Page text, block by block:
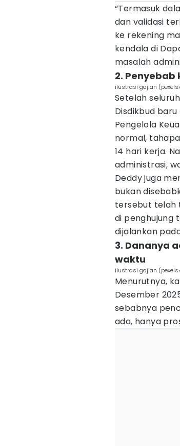
“Termasuk
dan validasi
ke rekening
kendala di
masalah
2.
ilustrasi gajian
Setelah
Disdikbud
Pengelola
normal,
14 hari kerja.
administrasi,
Deddy juga
bukan
tersebut telah
di penghujung
dijalankan
3. Dananya
waktu
ilustrasi gajian
Menurutnya,
Desember
sebabnya
ada, hanya